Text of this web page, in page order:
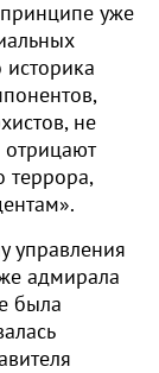
уже
историка
не
отрицают
террора,
управления
адмирала
была